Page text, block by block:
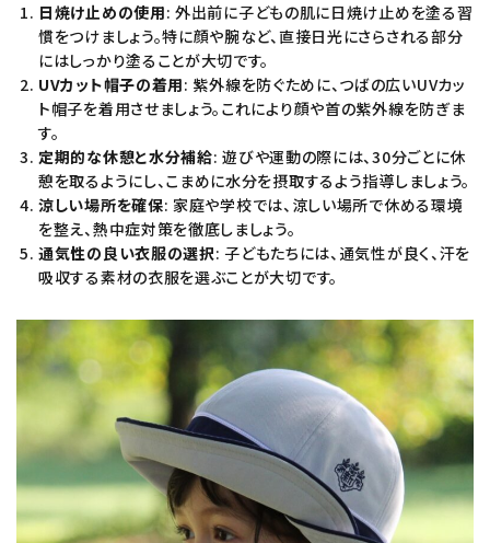
日焼け止めの使用: 外出前に子どもの肌に日焼け止めを塗る習
慣をつけましょう。特に顔や腕など、直接日光にさらされる部分
にはしっかり塗ることが大切です。
UVカット帽子の着用: 紫外線を防ぐために、つばの広いUVカッ
ト帽子を着用させましょう。これにより顔や首の紫外線を防ぎま
す。
定期的な休憩と水分補給: 遊びや運動の際には、30分ごとに休
憩を取るようにし、こまめに水分を摂取するよう指導しましょう。
涼しい場所を確保: 家庭や学校では、涼しい場所で休める環境
を整え、熱中症対策を徹底しましょう。
通気性の良い衣服の選択: 子どもたちには、通気性が良く、汗を
吸収する素材の衣服を選ぶことが大切です。